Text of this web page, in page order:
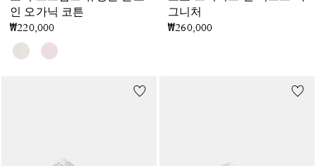
인 오가닉 코튼
₩220,000
그니처
₩260,000